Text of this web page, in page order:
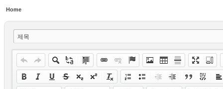
Home
제목